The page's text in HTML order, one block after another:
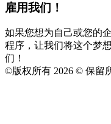
雇用我们！
如果您想为自己或您的
程序，让我们将这个梦
们！
©版权所有 2026 © 保留